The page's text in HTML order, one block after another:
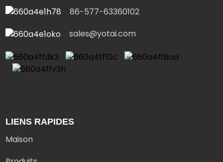
86-577-63360102
sales@yotai.com
LIENS RAPIDES
Maison